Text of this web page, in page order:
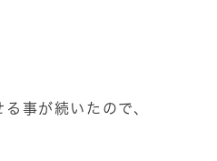
事が続いたので、